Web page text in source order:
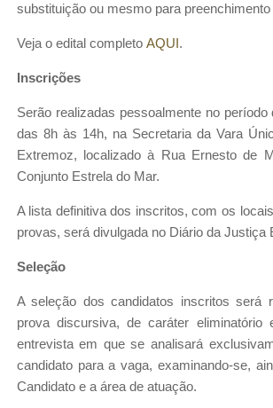
substituição ou mesmo para
Veja o edital completo AQUI.
Inscrições
Serão realizadas pessoalmente no período
das 8h às 14h, na Secretaria da Vara
Extremoz, localizado à Rua Ernesto de
Conjunto Estrela do Mar.
A lista definitiva dos inscritos, com os
provas, será divulgada no Diário da Justiça
Seleção
A seleção dos candidatos inscritos será
prova discursiva, de caráter eliminatório
entrevista em que se analisará
candidato para a vaga, examinando-se,
Candidato e a área de atuação.